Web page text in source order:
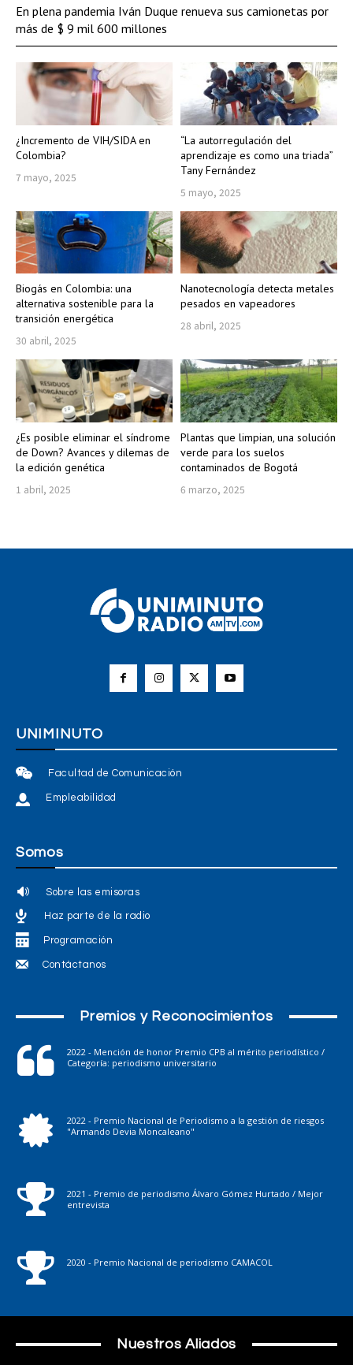
¿Incremento de VIH/SIDA en
Colombia?
7 mayo, 2025
“La autorregulación del
aprendizaje es como una triada”
Tany Fernández
5 mayo, 2025
Biogás en Colombia: una
alternativa sostenible para la
transición energética
30 abril, 2025
Nanotecnología detecta metales
pesados en vapeadores
28 abril, 2025
¿Es posible eliminar el síndrome
de Down? Avances y dilemas de
la edición genética
1 abril, 2025
Plantas que limpian, una solución
verde para los suelos
contaminados de Bogotá
6 marzo, 2025
En plena pandemia Iván Duque renueva sus camionetas por
más de $ 9 mil 600 millones
UNIMINUTO
Facultad de Comunicación
Empleabilidad
Somos
Sobre las emisoras
Haz parte de la radio
Programación
Contáctanos
Premios y Reconocimientos
2022 - Mención de honor Premio CPB al mérito periodístico /
Categoría: periodismo universitario
2022 - Premio Nacional de Periodismo a la gestión de riesgos
"Armando Devia Moncaleano"
2021 - Premio de periodismo Álvaro Gómez Hurtado / Mejor
entrevista
2020 - Premio Nacional de periodismo CAMACOL
Nuestros Aliados